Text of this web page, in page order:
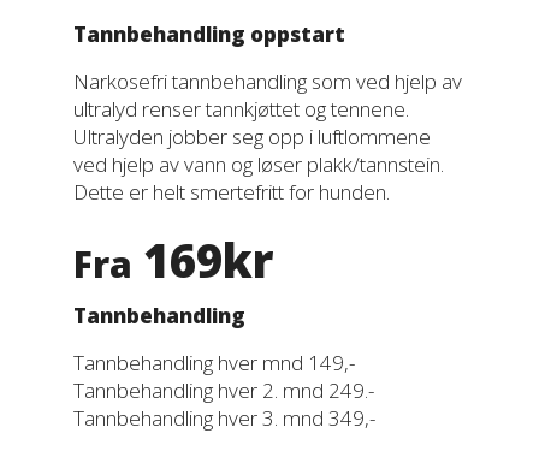
Tannbehandling oppstart
Narkosefri tannbehandling som ved hjelp av
ultralyd renser tannkjøttet og tennene.
Ultralyden jobber seg opp i luftlommene
ved hjelp av vann og løser plakk/tannstein.
Dette er helt smertefritt for hunden.
Fra 169kr
Tannbehandling
Tannbehandling hver mnd 149,-
Tannbehandling hver 2. mnd 249.-
Tannbehandling hver 3. mnd 349,-